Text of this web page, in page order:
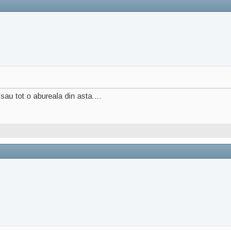
sau tot o abureala din asta....